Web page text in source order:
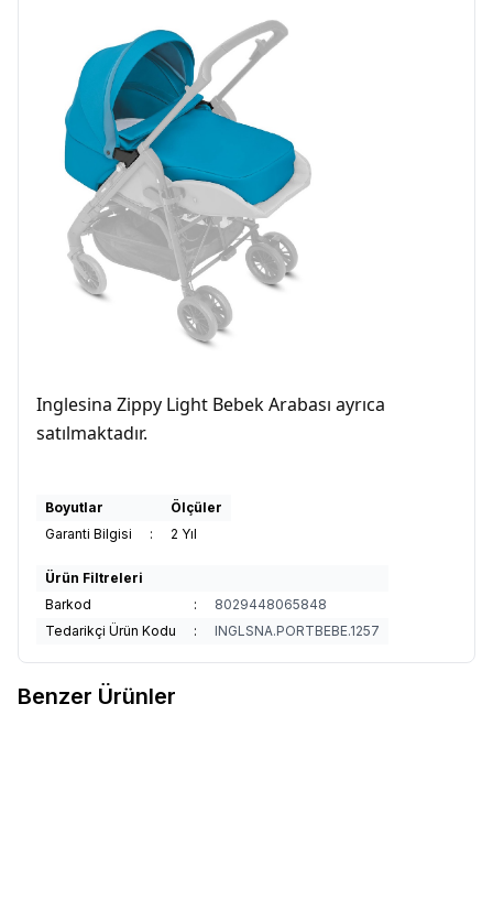
Inglesina Zippy Light Bebek Arabası ayrıca
satılmaktadır.
Boyutlar
Ölçüler
Garanti Bilgisi
: 2 Yıl
Ürün Filtreleri
Barkod
:
8029448065848
Tedarikçi Ürün Kodu
: INGLSNA.PORTBEBE.1257
Benzer Ürünler